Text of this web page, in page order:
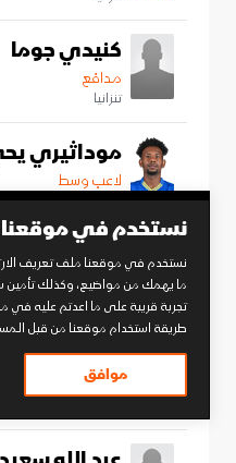
كنيدي جوما
مدافع
تنزانيا
موداثيري
لاعب وسط
تنزانيا
A. Hamis
مهاجم
تنزانيا
نيكسون
مدافع
نستخدم في
نستخدم في موقعنا ملف تعريف
ما يهمك من مواضيع، وكذلك تأمين
تجربة قريبة على ما اعدتم عليه في
طريقة استخدام موقعنا من قبل
موافق